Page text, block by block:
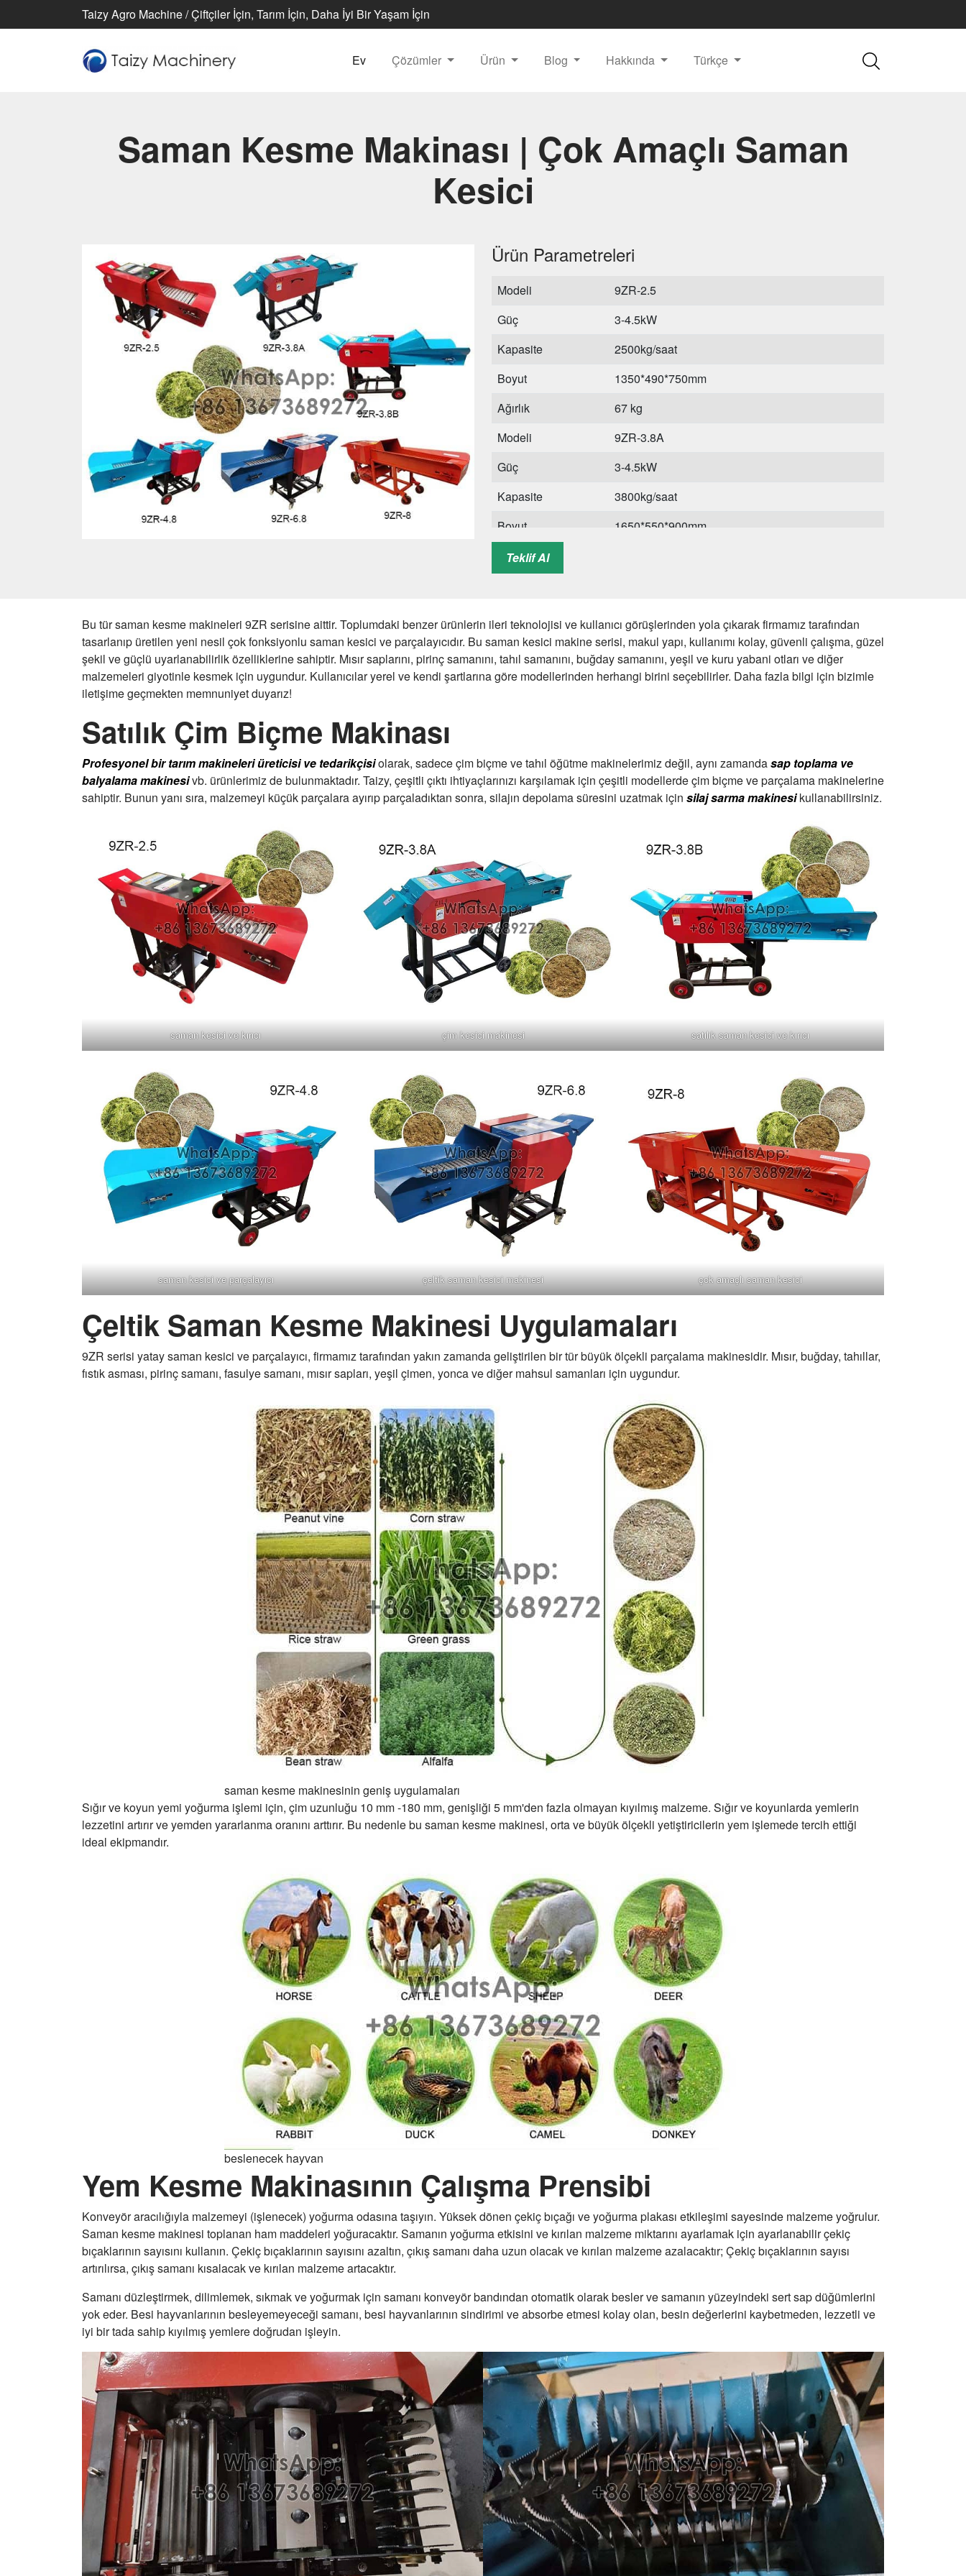
Taizy Agro Machine / Çiftçiler İçin, Tarım İçin, Daha İyi Bir Yaşam İçin
Ev Çözümler Ürün Blog Hakkında Türkçe
Saman Kesme Makinası | Çok Amaçlı Saman
Kesici
Ürün Parametreleri
Modeli
9ZR-2.5
Güç
3-4.5kW
Kapasite
2500kg/saat
Boyut
1350*490*750mm
Ağırlık
67 kg
Modeli
9ZR-3.8A
Güç
3-4.5kW
Kapasite
3800kg/saat
Boyut
1650*550*900mm
Ağırlık
Teklif Al
Bu tür saman kesme makineleri 9ZR serisine aittir. Toplumdaki benzer ürünlerin ileri teknolojisi ve kullanıcı görüşlerinden yola çıkarak firmamız tarafından
tasarlanıp üretilen yeni nesil çok fonksiyonlu saman kesici ve parçalayıcıdır. Bu saman kesici makine serisi, makul yapı, kullanımı kolay, güvenli çalışma, güzel
şekil ve güçlü uyarlanabilirlik özelliklerine sahiptir. Mısır saplarını, pirinç samanını, tahıl samanını, buğday samanını, yeşil ve kuru yabani otları ve diğer
malzemeleri giyotinle kesmek için uygundur. Kullanıcılar yerel ve kendi şartlarına göre modellerinden herhangi birini seçebilirler. Daha fazla bilgi için bizimle
iletişime geçmekten memnuniyet duyarız!
Satılık Çim Biçme Makinası
Profesyonel bir tarım makineleri üreticisi ve tedarikçisiolarak, sadece çim biçme ve tahıl öğütme makinelerimiz değil, aynı zamandasap toplama ve
balyalama makinesivb. ürünlerimiz de bulunmaktadır. Taizy, çeşitli çıktı ihtiyaçlarınızı karşılamak için çeşitli modellerde çim biçme ve parçalama makinelerine
sahiptir. Bunun yanı sıra, malzemeyi küçük parçalara ayırıp parçaladıktan sonra, silajın depolama süresini uzatmak için silaj sarma makinesikullanabilirsiniz.
saman kesici ve kırıcı çim kesici makinesi satılık saman kesici ve kırıcı
saman kesici ve parçalayıcı çeltik saman kesici makinesi çok amaçlı saman kesici
Çeltik Saman Kesme Makinesi Uygulamaları
9ZR serisi yatay saman kesici ve parçalayıcı, firmamız tarafından yakın zamanda geliştirilen bir tür büyük ölçekli parçalama makinesidir. Mısır, buğday, tahıllar,
fıstık asması, pirinç samanı, fasulye samanı, mısır sapları, yeşil çimen, yonca ve diğer mahsul samanları için uygundur.
saman kesme makinesinin geniş uygulamaları
Sığır ve koyun yemi yoğurma işlemi için, çim uzunluğu 10 mm -180 mm, genişliği 5 mm'den fazla olmayan kıyılmış malzeme. Sığır ve koyunlarda yemlerin
lezzetini artırır ve yemden yararlanma oranını arttırır. Bu nedenle bu saman kesme makinesi, orta ve büyük ölçekli yetiştiricilerin yem işlemede tercih ettiği
ideal ekipmandır.
beslenecek hayvan
Yem Kesme Makinasının Çalışma Prensibi
Konveyör aracılığıyla malzemeyi (işlenecek) yoğurma odasına taşıyın. Yüksek dönen çekiç bıçağı ve yoğurma plakası etkileşimi sayesinde malzeme yoğrulur.
Saman kesme makinesi toplanan ham maddeleri yoğuracaktır. Samanın yoğurma etkisini ve kırılan malzeme miktarını ayarlamak için ayarlanabilir çekiç
bıçaklarının sayısını kullanın. Çekiç bıçaklarının sayısını azaltın, çıkış samanı daha uzun olacak ve kırılan malzeme azalacaktır; Çekiç bıçaklarının sayısı
artırılırsa, çıkış samanı kısalacak ve kırılan malzeme artacaktır.
Samanı düzleştirmek, dilimlemek, sıkmak ve yoğurmak için samanı konveyör bandından otomatik olarak besler ve samanın yüzeyindeki sert sap düğümlerini
yok eder. Besi hayvanlarının besleyemeyeceği samanı, besi hayvanlarının sindirimi ve absorbe etmesi kolay olan, besin değerlerini kaybetmeden, lezzetli ve
iyi bir tada sahip kıyılmış yemlere doğrudan işleyin.